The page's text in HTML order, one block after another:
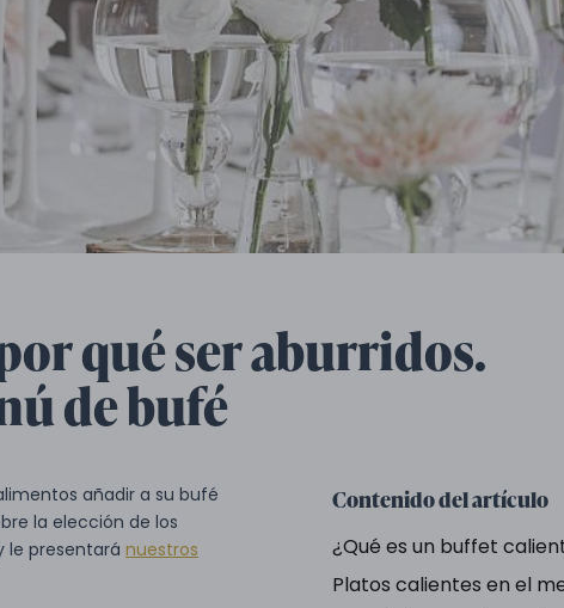
qué ser aburridos.
de bufé
añadir a su bufé
la elección de los
le presentará nuestros
Contenido del artículo
¿Qué es un buffet
Platos calientes en el